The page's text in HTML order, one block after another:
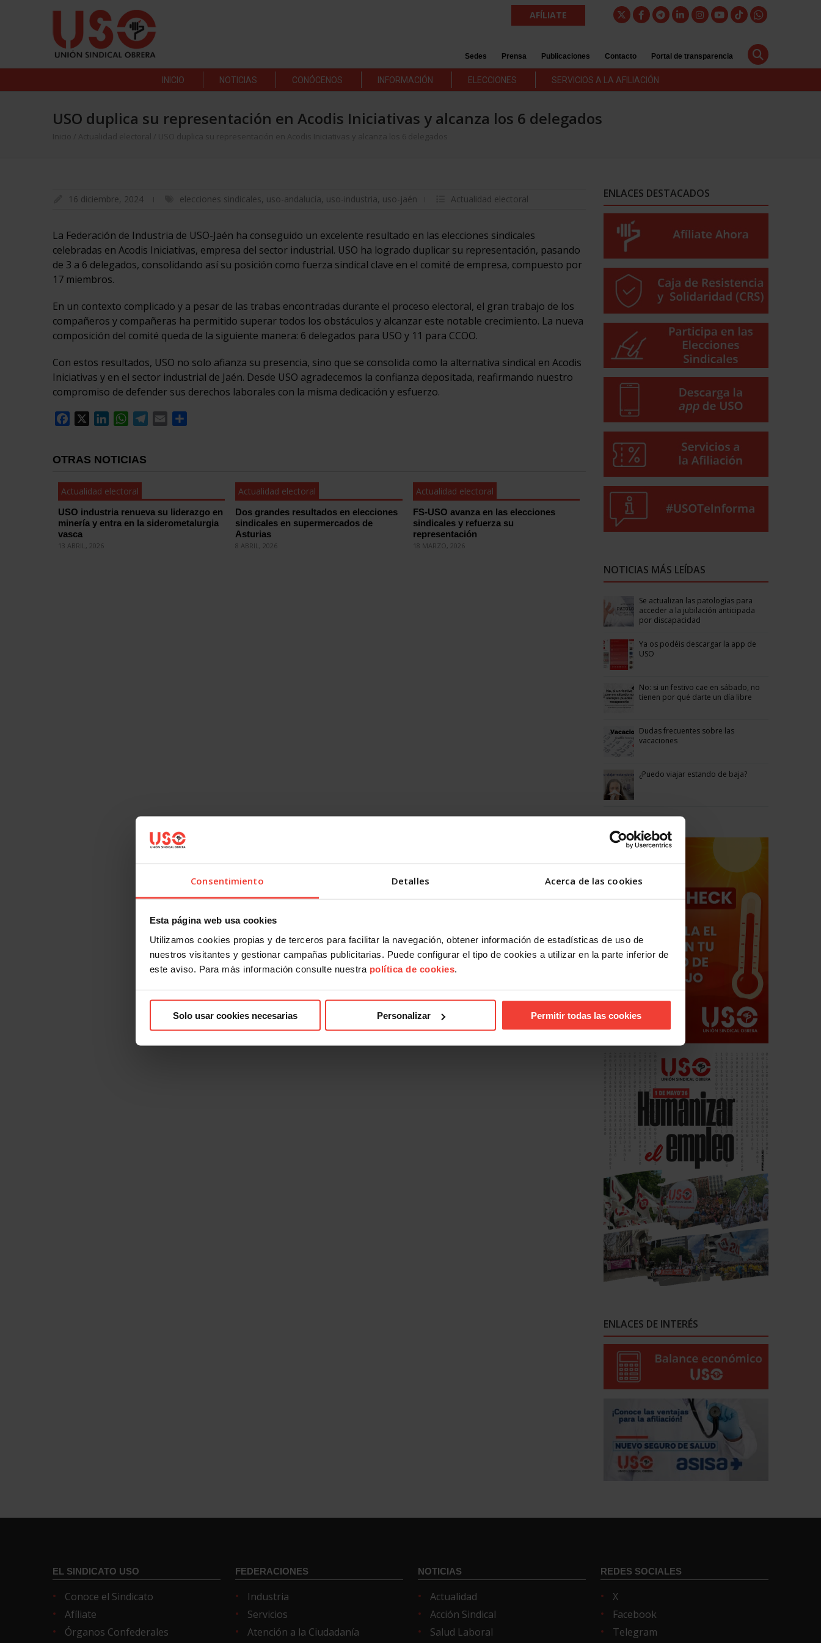
Consentimiento Detalles Acerca de las cookies
Esta página web usa cookies
Utilizamos cookies propias y de terceros para facilitar la navegación, obtener información de estadísticas de uso de
nuestros visitantes y gestionar campañas publicitarias. Puede configurar el tipo de cookies a utilizar en la parte inferior de
este aviso. Para más información consulte nuestra política de cookies.
Solo usar cookies necesarias Personalizar Permitir todas las cookies
AFÍLIATE
Sedes Prensa Publicaciones Contacto Portal de transparencia
INICIO NOTICIAS CONÓCENOS INFORMACIÓN ELECCIONES SERVICIOS A LA AFILIACIÓN
USO duplica su representación en Acodis Iniciativas y alcanza los 6 delegados
Inicio Actualidad electoral USO duplica su representación en Acodis Iniciativas y alcanza los 6 delegados
16 diciembre, 2024 elecciones sindicales, uso-andalucía, uso-industria, uso-jaén Actualidad electoral
La Federación de Industria de USO-Jaén ha conseguido un excelente resultado en las elecciones sindicales
celebradas en Acodis Iniciativas, empresa del sector industrial. USO ha logrado duplicar su representación, pasando
de 3 a 6 delegados, consolidando así su posición como fuerza sindical clave en el comité de empresa, compuesto por
17 miembros.
En un contexto complicado y a pesar de las trabas encontradas durante el proceso electoral, el gran trabajo de los
compañeros y compañeras ha permitido superar todos los obstáculos y alcanzar este notable crecimiento. La nueva
composición del comité queda de la siguiente manera: 6 delegados para USO y 11 para CCOO.
Con estos resultados, USO no solo afianza su presencia, sino que se consolida como la alternativa sindical en Acodis
Iniciativas y en el sector industrial de Jaén. Desde USO agradecemos la confianza depositada, reafirmando nuestro
compromiso de defender sus derechos laborales con la misma dedicación y esfuerzo.
Facebook
LinkedInWhatsApp
Telegram
Email
OTRAS NOTICIAS
Actualidad electoral
USO industria renueva su liderazgo en
minería y entra en la siderometalurgia
vasca
13 ABRIL, 2026
Actualidad electoral
Dos grandes resultados en elecciones
sindicales en supermercados de
Asturias
8 ABRIL, 2026
Actualidad electoral
FS-USO avanza en las elecciones
sindicales y refuerza su
representación
18 MARZO, 2026
ENLACES DESTACADOS
NOTICIAS MÁS LEÍDAS
Se actualizan las patologías para
acceder a la jubilación anticipada
por discapacidad
Ya os podéis descargar la app de
USO
No: si un festivo cae en sábado, no
tienen por qué darte un día libre
Dudas frecuentes sobre las
vacaciones
¿Puedo viajar estando de baja?
ENLACES DE INTERÉS
EL SINDICATO USO
Conoce el Sindicato
Afíliate
Órganos Confederales
FEDERACIONES
Industria
Servicios
Atención a la Ciudadanía
NOTICIAS
Actualidad
Acción Sindical
Salud Laboral
REDES SOCIALES
X
Facebook
Telegram